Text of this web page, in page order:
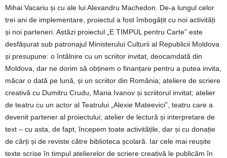
Mihai Vacariu și cu ale lui Alexandru Machedon. De-a lungul celor
trei ani de implementare, proiectul a fost îmbogățit cu noi activități
și noi parteneri. Astăzi proiectul „E TIMPUL pentru Carte” este
desfășurat sub patronajul Ministerului Culturii al Republicii Moldova
și presupune: o întâlnire cu un scriitor invitat, deocamdată din
Moldova, dar ne dorim să obținem o finanțare pentru a putea invita,
măcar o dată pe lună, și un scriitor din România; ateliere de scriere
creativă cu Dumitru Crudu, Maria Ivanov și scriitorul invitat; atelier
de teatru cu un actor al Teatrului „Alexie Mateevici”, teatru care a
devenit partener al proiectului; atelier de lectură și interpretare de
text – cu asta, de fapt, începem toate activitățile, dar și cu donație
de cărți și de reviste către biblioteca școlară. Iar cele mai reușite
texte scrise în timpul atelierelor de scriere creativă le publicăm în